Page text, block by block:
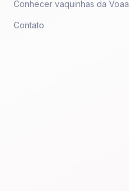
Conhecer vaquinhas da Voaa
Contato